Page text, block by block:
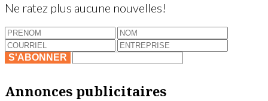
Ne ratez plus aucune nouvelles!
S'ABONNER
Annonces publicitaires